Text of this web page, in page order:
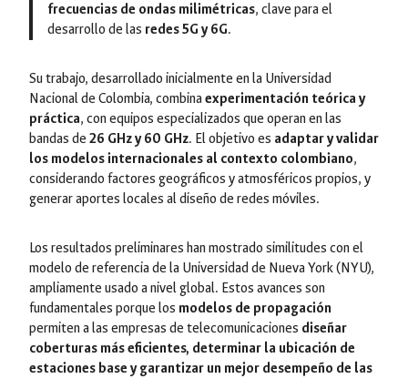
frecuencias de ondas milimétricas, clave para el
desarrollo de las redes 5G y 6G.
Su trabajo, desarrollado inicialmente en la Universidad
Nacional de Colombia, combina experimentación teórica y
práctica, con equipos especializados que operan en las
bandas de 26 GHz y 60 GHz. El objetivo es adaptar y validar
los modelos internacionales al contexto colombiano,
considerando factores geográficos y atmosféricos propios, y
generar aportes locales al diseño de redes móviles.
Los resultados preliminares han mostrado similitudes con el
modelo de referencia de la Universidad de Nueva York (NYU),
ampliamente usado a nivel global. Estos avances son
fundamentales porque los modelos de propagación
permiten a las empresas de telecomunicaciones diseñar
coberturas más eficientes, determinar la ubicación de
estaciones base y garantizar un mejor desempeño de las